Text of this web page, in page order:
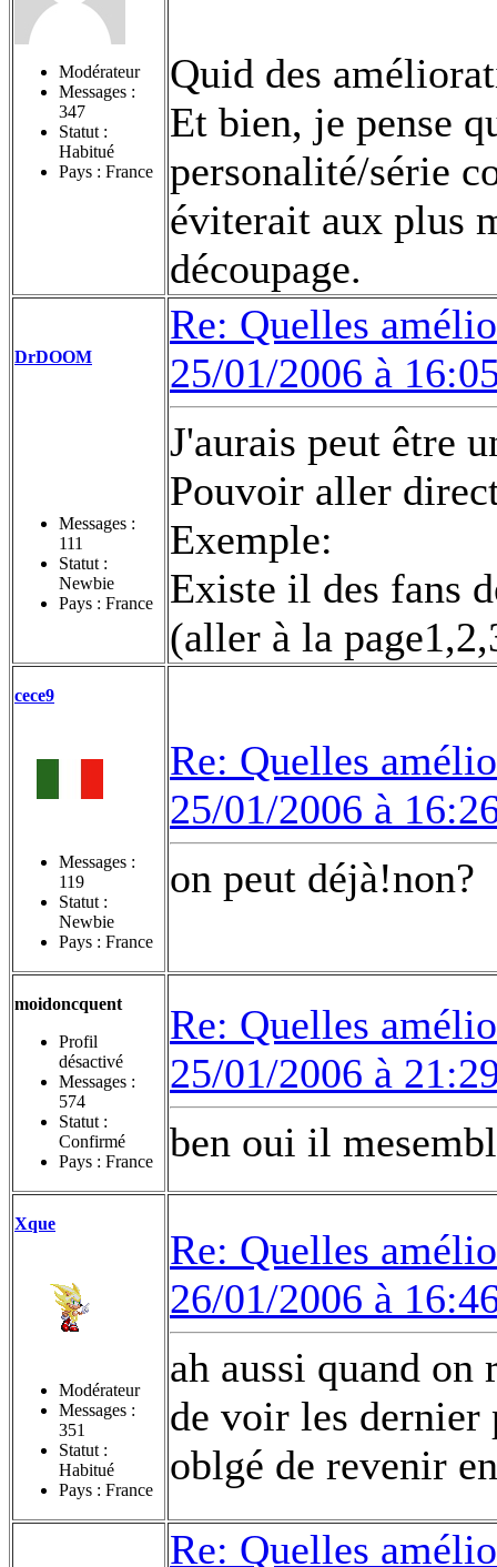
Modérateur
Messages :
347
Statut :
Habitué
Pays : France
Quid des
Et bien, je pense
personalité/série
éviterait aux plus
découpage.
DrDOOM
Messages :
111
Statut :
Newbie
Pays : France
Re: Quelles
25/01/2006 à
J'aurais peut être
Pouvoir aller
Exemple:
Existe il des fans
(aller à la
cece9
Messages :
119
Statut :
Newbie
Pays : France
Re: Quelles
25/01/2006 à
on peut déjà!non?
moidoncquent
Profil
désactivé
Messages :
574
Statut :
Confirmé
Pays : France
Re: Quelles
25/01/2006 à
ben oui il
Xque
Modérateur
Messages :
351
Statut :
Habitué
Pays : France
Re: Quelles
26/01/2006 à
ah aussi quand
de voir les dernier
oblgé de revenir
Re: Quelles